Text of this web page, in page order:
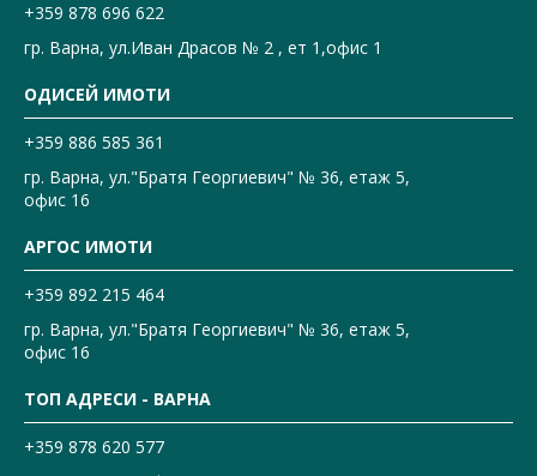
+359 878 696 622
гр. Варна, ул.Иван Драсов № 2 , ет 1,офис 1
ОДИСЕЙ ИМОТИ
+359 886 585 361
гр. Варна, ул."Братя Георгиевич" № 36, етаж 5,
офис 16
АРГОС ИМОТИ
+359 892 215 464
гр. Варна, ул."Братя Георгиевич" № 36, етаж 5,
офис 16
ТОП АДРЕСИ - ВАРНА
+359 878 620 577